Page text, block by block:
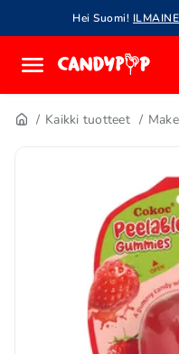
Hei Suomi!
Kaikki tuotteet